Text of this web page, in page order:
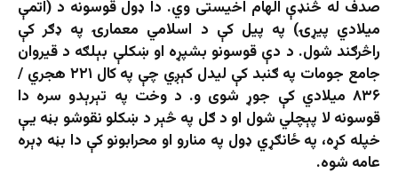
صدف له څنډې الهام اخیستی وي. دا ډول قوسونه د (اتمې
میلادي پیړۍ) په پیل کې د اسلامي معمارۍ په ډګر کې
راڅرګند شول. د دې قوسونو بشپړه او ښکلې بېلګه د قیروان
جامع جومات په ګنبد کې لیدل کېږي چې په کال ۲۲۱ هجري /
۸۳۶ میلادي کې جوړ شوی و. د وخت په تېرېدو سره دا
قوسونه لا پېچلي شول او د ګل‌ په څېر د ښکلو نقوشو بڼه یې
خپله کړه، په ځانګړي ډول په منارو او محرابونو کې دا بڼه ډېره
عامه شوه.